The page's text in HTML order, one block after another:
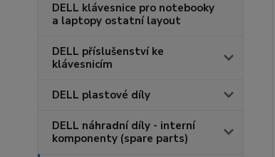
DELL klávesnice pro notebooky
a laptopy ostatní layout
DELL příslušenství ke
klávesnicím
DELL plastové díly
DELL náhradní díly - interní
komponenty (spare parts)